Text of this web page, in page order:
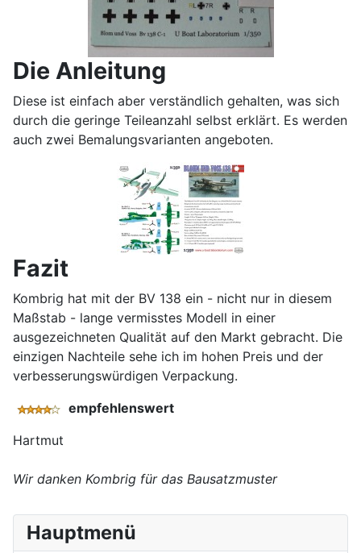
Hauptmenü
Die Anleitung
Diese ist einfach aber verständlich gehalten, was sich
durch die geringe Teileanzahl selbst erklärt. Es werden
auch zwei Bemalungsvarianten angeboten.
Fazit
Kombrig hat mit der BV 138 ein - nicht nur in diesem
Maßstab - lange vermisstes Modell in einer
ausgezeichneten Qualität auf den Markt gebracht. Die
einzigen Nachteile sehe ich im hohen Preis und der
verbesserungswürdigen Verpackung.
empfehlenswert
Hartmut
Wir danken Kombrig für das Bausatzmuster